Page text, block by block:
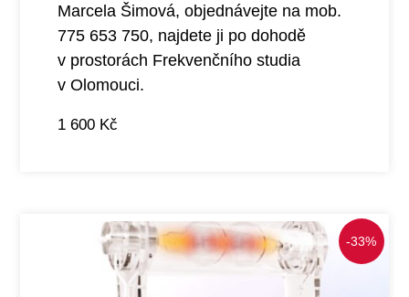
Marcela Šimová, objednávejte na mob.
775 653 750, najdete ji po dohodě
v prostorách Frekvenčního studia
v Olomouci.
1 600Kč
-33%